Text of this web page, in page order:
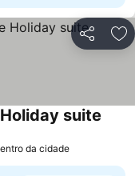
Partilhar
suite
da cidade